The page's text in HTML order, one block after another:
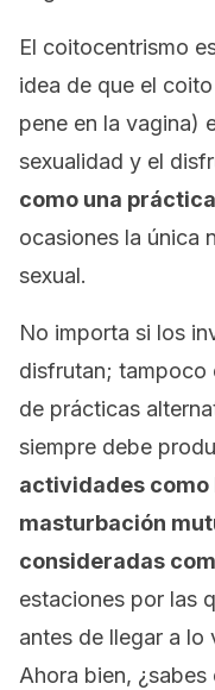
El coitocentrismo
idea de que el
pene en la vagina)
sexualidad y el
como una
ocasiones la única
sexual.
No importa si los
disfrutan; tampoco
de prácticas
siempre debe
actividades como
masturbación
consideradas
estaciones por las
antes de llegar a lo
Ahora bien,